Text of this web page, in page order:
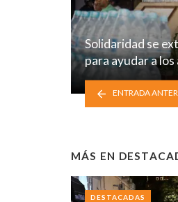
Solidaridad se
para ayudar a
ENTRADA
MÁS EN
DESTACADAS